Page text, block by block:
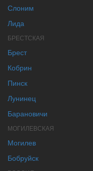
Слоним
Лида
БРЕСТСКАЯ
Брест
Кобрин
Пинск
Лунинец
Барановичи
МОГИЛЕВСКАЯ
Могилев
Бобруйск